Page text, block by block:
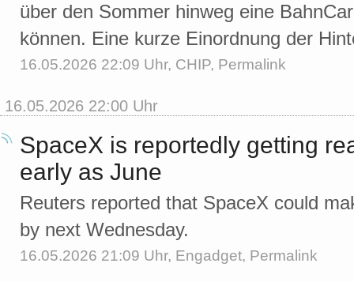
über den Sommer hinweg eine
können. Eine kurze Einordnung der
16.05.2026 22:09 Uhr, CHIP, Permalink
16.05.2026 22:00 Uhr
SpaceX is reportedly getting
early as June
Reuters reported that SpaceX could
by next Wednesday.
16.05.2026 21:09 Uhr, Engadget, Permalink